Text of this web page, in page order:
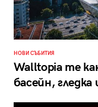
НОВИ СЪБИТИЯ
Walltopia те
басейн,